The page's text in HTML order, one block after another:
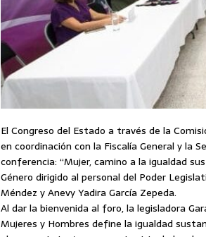
El Congreso del Estado a través de la
en coordinación con la Fiscalía General y la
conferencia: “Mujer, camino a la igualdad
Género dirigido al personal del Poder
Méndez y Anevy Yadira García Zepeda.
Al dar la bienvenida al foro, la legisladora
Mujeres y Hombres define la igualdad